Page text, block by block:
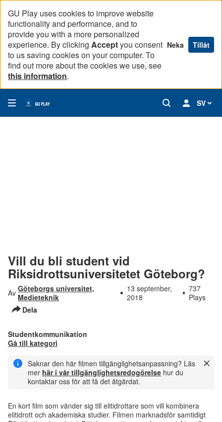
GU Play uses cookies to improve website
functionality and performance, and to
provide you with a more personalized
experience. By clicking Acceptyou consent
to us saving cookies on your computer. To
find out more about the cookies we use, see
this information.
Neka Tillåt
SV
Vill du bli student vid
Riksidrottsuniversitetet Göteborg?
Av Göteborgs universitet,
Medieteknik
13 september,
2018
737
Plays
Dela
Studentkommunikation
Gå till kategori
Saknar den här filmen tillgänglighetsanpassning? Läs
mer här i vår tillgänglighetsredogörelse hur du
kontaktar oss för att få det åtgärdat.
En kort film som vänder sig till elitidrottare som vill kombinera
elitidrott och akademiska studier. Filmen marknadsför samtidigt